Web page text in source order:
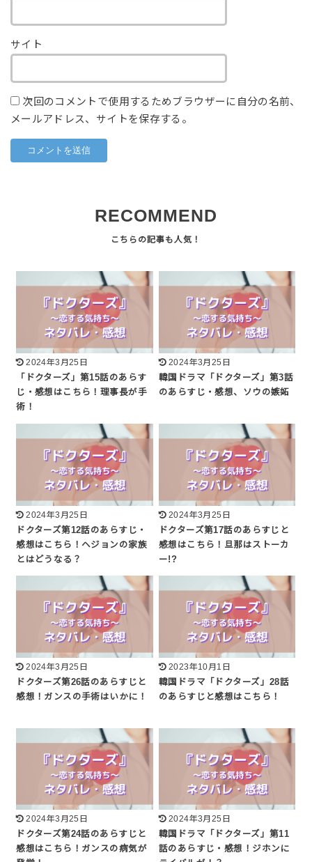
サイト
次回のコメントで使用するためブラウザーに自分の名前、
メールアドレス、サイトを保存する。
RECOMMEND
2024年3月25日
「ドクターズ」第15話のあらす
じ・感想はこちら！理事長が手
術！
2024年3月25日
韓国ドラマ「ドクターズ」第3話
のあらすじ・感想、ソウの嫉妬
2024年3月25日
ドクターズ第12話のあらすじ・
感想はこちら！ヘジョンの家族
とはどうなる？
2024年3月25日
ドクターズ第17話のあらすじと
感想はこちら！旦那はストーカ
ー!?
2024年3月25日
ドクターズ第26話のあらすじと
感想！ガンスの手術はいかに！
2023年10月1日
韓国ドラマ「ドクターズ」28話
のあらすじと感想はこちら！
2024年3月25日
ドクターズ第24話のあらすじと
感想はこちら！ガンスの病気が
2024年3月25日
韓国ドラマ「ドクターズ」第11
話のあらすじ・感想！ジホンに